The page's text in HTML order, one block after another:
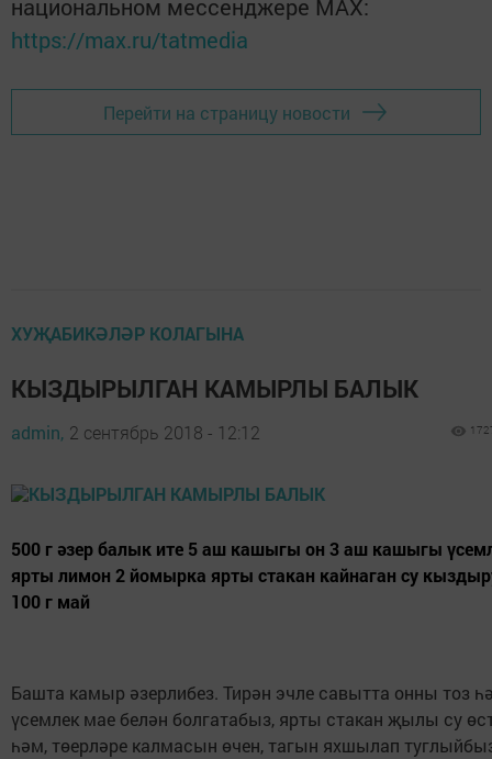
национальном мессенджере MАХ:
https://max.ru/tatmedia
Перейти на страницу новости
ХУҖАБИКӘЛӘР КОЛАГЫНА
КЫЗДЫРЫЛГАН КАМЫРЛЫ БАЛЫК
admin, 2 сентябрь 2018 - 12:12
500 г әзер балык ите 5 аш кашыгы он 3 аш кашыгы
ярты лимон 2 йомырка ярты стакан кайнаган су
100 г май
Башта камыр әзерлибез. Тирән эчле савытта онны тоз
үсемлек мае белән болгатабыз, ярты стакан җылы су
һәм, төерләре калмасын өчен, тагын яхшылап